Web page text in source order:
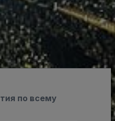
по всему